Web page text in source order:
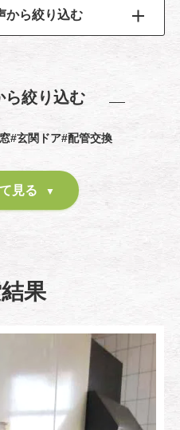
から絞り込む
ら絞り込む
#玄関ドア#配管交換
見る
果